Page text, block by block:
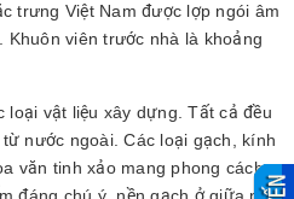
trưng Việt Nam được lợp ngói âm
viên trước nhà là khoảng
loại vật liệu xây dựng. Tất cả đều
nước ngoài. Các loại gạch, kính
văn tinh xảo mang phong cách